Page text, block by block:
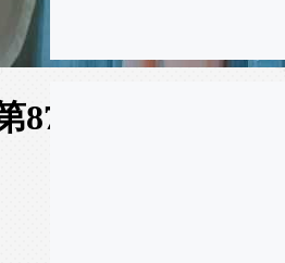
870期》你我暮